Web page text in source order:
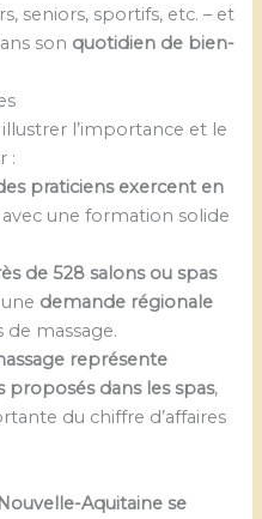
seniors, sportifs, etc. – et
son quotidien de bien-
l’importance et le
:
praticiens exercent en
une formation solide
de 528 salons ou spas
demande régionale
de massage.
représente
proposés dans les spas,
du chiffre d’affaires
Aquitaine se